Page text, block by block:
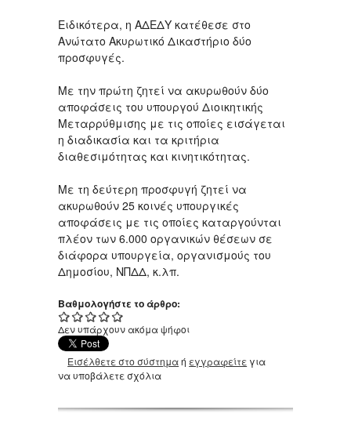
Ειδικότερα, η ΑΔΕΔΥ κατέθεσε στο
Ανώτατο Ακυρωτικό Δικαστήριο δύο
προσφυγές.
Με την πρώτη ζητεί να ακυρωθούν δύο
αποφάσεις του υπουργού Διοικητικής
Μεταρρύθμισης με τις οποίες εισάγεται
η διαδικασία και τα κριτήρια
διαθεσιμότητας και κινητικότητας.
Με τη δεύτερη προσφυγή ζητεί να
ακυρωθούν 25 κοινές υπουργικές
αποφάσεις με τις οποίες καταργούνται
πλέον των 6.000 οργανικών θέσεων σε
διάφορα υπουργεία, οργανισμούς του
Δημοσίου, ΝΠΔΔ, κ.λπ.
Βαθμολογήστε το άρθρο:
Δεν υπάρχουν ακόμα ψήφοι
Εισέλθετε στο σύστημαή εγγραφείτε για
να υποβάλετε σχόλια